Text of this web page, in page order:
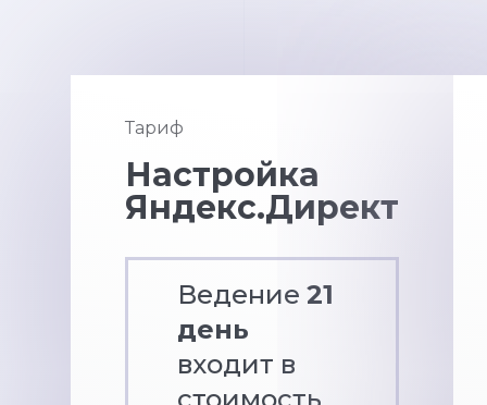
Тариф
Настройка
Яндекс.Директ
Ведение 21
день
входит в
стоимость